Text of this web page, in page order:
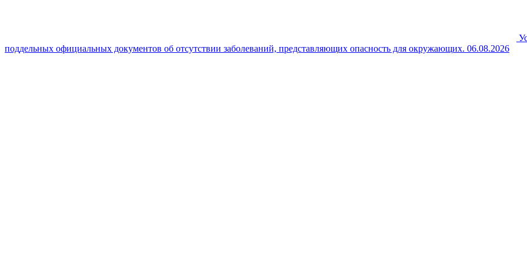
поддельных официальных документов об отсутствии заболеваний, представляющих опасность для окружающих. 06.08.2026